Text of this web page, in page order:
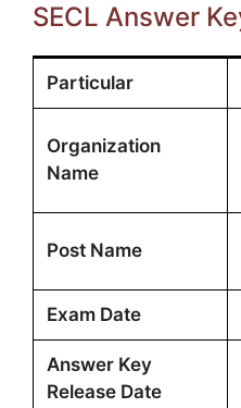
SECL Answer
Particular
Organization
Name
Post Name
Exam Date
Answer Key
Release Date